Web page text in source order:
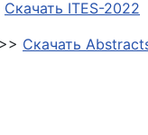
Скачать ITES-2022
Скачать